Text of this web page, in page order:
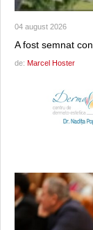
04 august 2026
A fost semnat
de: Marcel Hoster